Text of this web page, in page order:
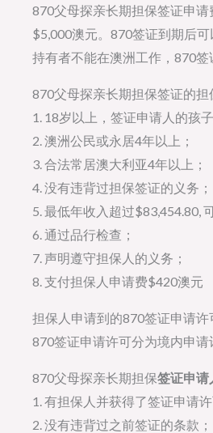
870父母探亲长期担保签证申
$5,000澳元。870签证到期后
持有者不能在澳洲工作，870
870父母探亲长期担保签证的
1. 18岁以上，签证申请人的孩
2. 澳洲公民或永居4年以上；
3. 合法常居澳大利亚4年以上；
4. 没有违背过担保签证的义务；
5. 最低年收入超过$83,454.80,
6. 通过品行检查；
7. 声明遵守担保人的义务；
8. 支付担保人申请费$420澳元
担保人申请到的870签证申请
870签证申请许可分为境内申请
870父母探亲长期担保签证申请
1. 有担保人并获得了签证申请许
2. 没有违背过之前签证的条款；